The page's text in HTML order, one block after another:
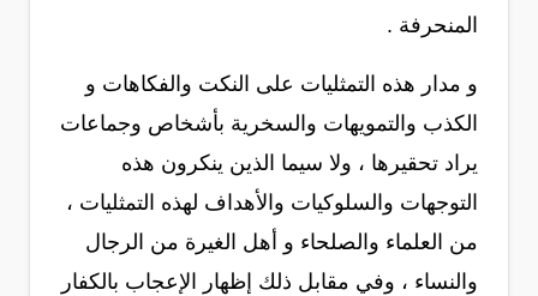
المنحرفة .
و مدار هذه التمثليات على النكت والفكاهات و
الكذب والتمويهات والسخرية بأشخاص وجماعات
يراد تحقيرها ، ولا سيما الذين ينكرون هذه
التوجهات والسلوكيات والأهداف لهذه التمثليات ،
من العلماء والصلحاء و أهل الغيرة من الرجال
والنساء ، وفي مقابل ذلك إظهار الإعجاب بالكفار